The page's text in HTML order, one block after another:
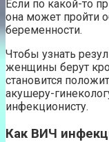
Если по какой-то
она может пройти
беременности.
Чтобы узнать
женщины берут
становится
акушеру-
инфекционисту.
Как ВИЧ